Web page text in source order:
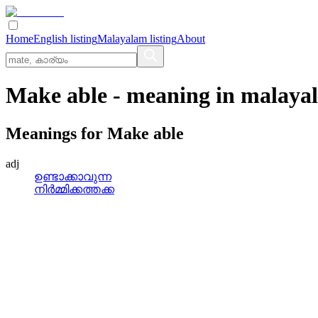
HomeEnglish listingMalayalam listingAbout
Make able - meaning in
Meanings for Make able
adj
ഉണ്ടാക്കാവുന്ന
നിര്‍മ്മിക്കത്തക്ക